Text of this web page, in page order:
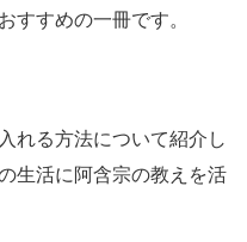
すすめの一冊です。
れる方法について紹介し
生活に阿含宗の教えを活